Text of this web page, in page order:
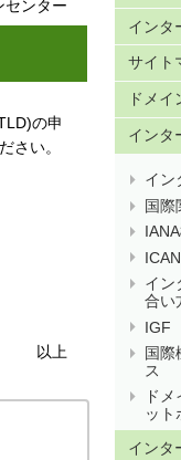
センター
の申
さい。
以上
インタ
サイト
ドメイ
インタ
イン
国際
イン
合い
IGF
国
ス
ド
ット
インタ